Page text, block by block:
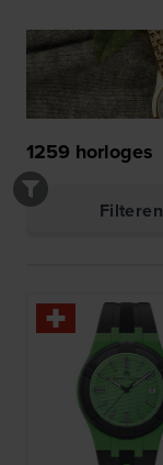
1259 horloges
Filteren